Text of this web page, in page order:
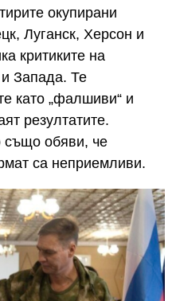
окупирани
Луганск, Херсон и
критиките на
и Запада. Те
като „фалшиви“ и
резултатите.
също обяви, че
са неприемливи.